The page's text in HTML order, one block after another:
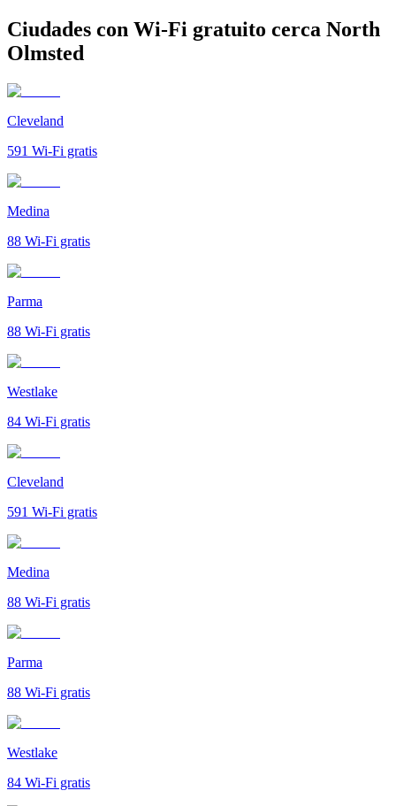
Ciudades con Wi-Fi gratuito cerca North
Olmsted
Cleveland
591 Wi-Fi gratis
Medina
88 Wi-Fi gratis
Parma
88 Wi-Fi gratis
Westlake
84 Wi-Fi gratis
Cleveland
591 Wi-Fi gratis
Medina
88 Wi-Fi gratis
Parma
88 Wi-Fi gratis
Westlake
84 Wi-Fi gratis